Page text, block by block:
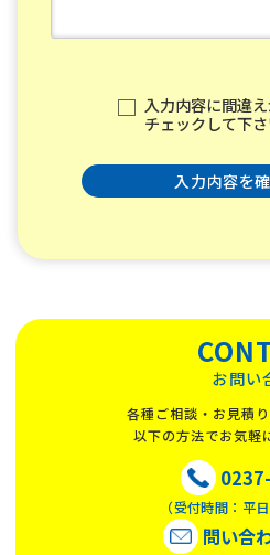
入力内容に間違
チェックして下さ
入力内容を
お問い
各種ご相談・お見積
以下の方法でお気軽
（受付時間：平
問い合